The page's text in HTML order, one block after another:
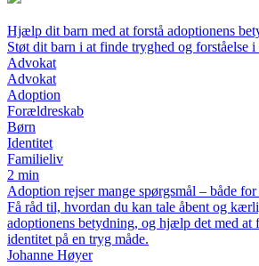
Hjælp dit barn med at forstå adoptionens
Støt dit barn i at finde tryghed og forståelse
Advokat
Advokat
Adoption
Forældreskab
Børn
Identitet
Familieliv
2 min
Adoption rejser mange spørgsmål – både
Få råd til, hvordan du kan tale åbent og
adoptionens betydning, og hjælp det med at
identitet på en tryg måde.
Johanne Høyer